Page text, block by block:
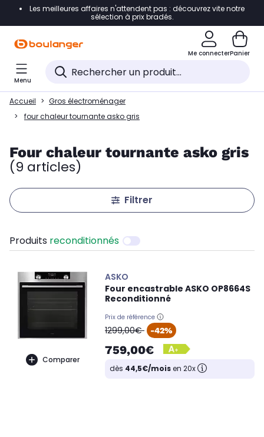
Accéder directement à la navigation
Accéder directement au pied de page
Accéder directement au chatbot
Les meilleures affaires n'attendent pas : découvrez vite notre
sélection à prix bradés.
Me connecterPanier
Menu
Accueil
Gros électroménager
four chaleur tournante asko gris
Four chaleur tournante asko gris
(9 articles)
Filtrer
Produits reconditionnés
Comparer
ASKO
Four encastrable ASKO OP8664S
Reconditionné
Prix de référence
oldPrice
1299,00€ -42%
759,00€
dès 44,5€/moisen 20x